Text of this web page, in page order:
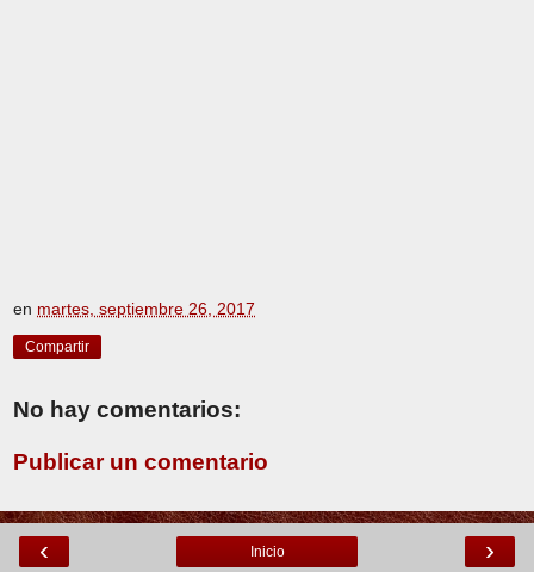
en martes, septiembre 26, 2017
Compartir
No hay comentarios:
Publicar un comentario
‹ ›
Inicio